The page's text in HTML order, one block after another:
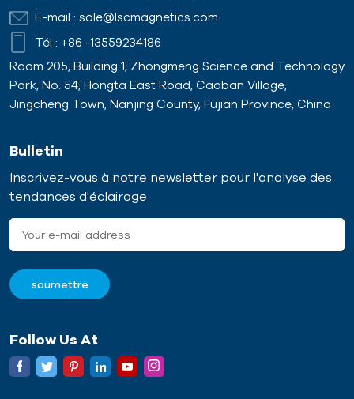
E-mail : sale@lscmagnetics.com
Tél : +86 -13559234186
Room 205, Building 1, Zhongmeng Science and Technology
Park, No. 54, Hongta East Road, Caoban Village,
Jingcheng Town, Nanjing County, Fujian Province, China
Bulletin
Inscrivez-vous à notre newsletter pour l'analyse des
tendances d'éclairage
Follow Us At